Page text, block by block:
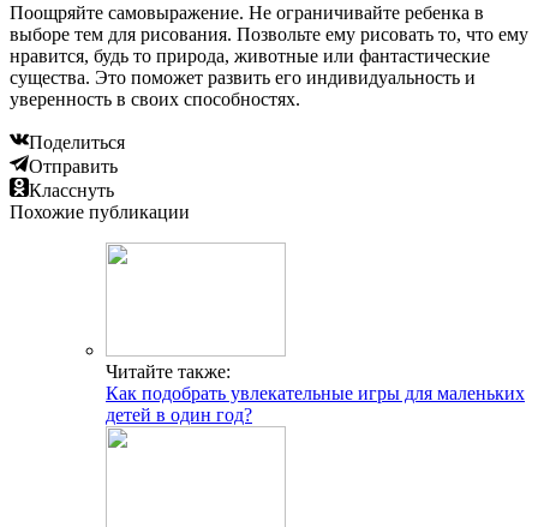
Поощряйте самовыражение. Не ограничивайте ребенка в
выборе тем для рисования. Позвольте ему рисовать то, что ему
нравится, будь то природа, животные или фантастические
существа. Это поможет развить его индивидуальность и
уверенность в своих способностях.
Поделиться
Отправить
Класснуть
Похожие публикации
Читайте также:
Как подобрать увлекательные игры для маленьких
детей в один год?